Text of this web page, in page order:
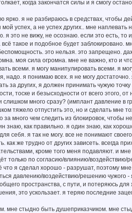
когда закончатся силы и я смогу
ярко. я не разбираюсь в средствах, чтобы
успех, а не успех других.. мне наплевать
это не вижу, не осознаю. если это есть, то
такое и подобное будет заблокировано.
это нельзя. это запрещено.
моя сила огромна. мне не важно, кто и
всеми. я могу манипулировать всеми. я
я понимаю всех. я не могу
за других, я должен принимать чужую
тоске и безысходности от всего этого,
много сразу? (имплант давление в
тяжело отпустить это, но и сделать мне
за много чем следить из блокировок, чтобы
знаю, как правильно. я один знаю, как
я так не могу. все не понимают своего
же трудно от других зависеть. всегда
кроме того меня подавляют. и
только по согласию/влиянию/
я сделал хорошо - разрушат, поэтому
давлению/воздействию/решению чужого -
пространства, с пути, и потеряюсь
это ускользает. я теряю последние
стыдно быть душеприказчиком. мне